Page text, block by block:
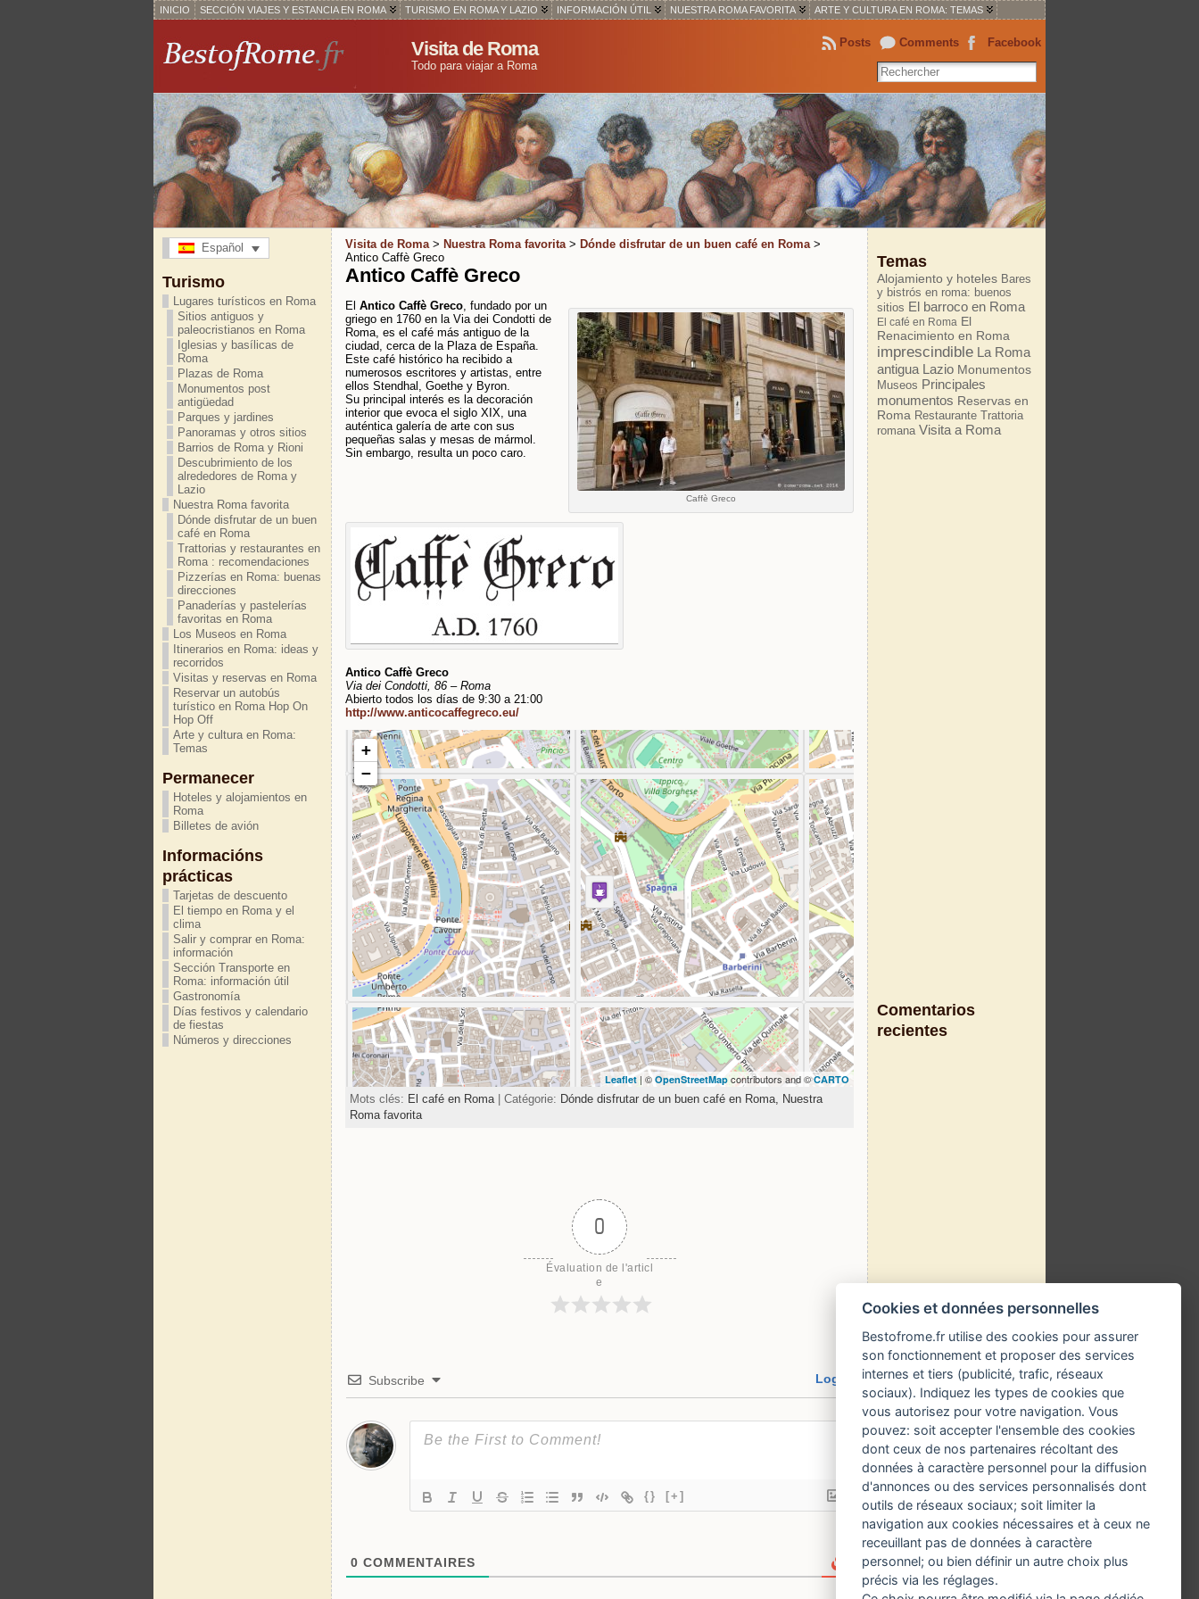
INICIO SECCIÓN VIAJES Y ESTANCIA EN ROMA TURISMO EN ROMA Y LAZIO INFORMACIÓN ÚTIL NUESTRA ROMA FAVORITA ARTE Y CULTURA EN ROMA: TEMAS
Visita de Roma
Todo para viajar a Roma
Facebook
Comments
Posts
Español
Turismo
Lugares turísticos en Roma
Sitios antiguos y
paleocristianos en Roma
Iglesias y basílicas de
Roma
Plazas de Roma
Monumentos post
antigüedad
Parques y jardines
Panoramas y otros sitios
Barrios de Roma y Rioni
Descubrimiento de los
alrededores de Roma y
Lazio
Nuestra Roma favorita
Dónde disfrutar de un buen
café en Roma
Trattorias y restaurantes en
Roma : recomendaciones
Pizzerías en Roma: buenas
direcciones
Panaderías y pastelerías
favoritas en Roma
Los Museos en Roma
Itinerarios en Roma: ideas y
recorridos
Visitas y reservas en Roma
Reservar un autobús
turístico en Roma Hop On
Hop Off
Arte y cultura en Roma:
Temas
Permanecer
Hoteles y alojamientos en
Roma
Billetes de avión
Informacións
prácticas
Tarjetas de descuento
El tiempo en Roma y el
clima
Salir y comprar en Roma:
información
Sección Transporte en
Roma: información útil
Gastronomía
Días festivos y calendario
de fiestas
Números y direcciones
Visita de Roma> Nuestra Roma favorita> Dónde disfrutar de un buen café en Roma>
Antico Caffè Greco
Antico Caffè Greco
Caffè Greco
El Antico Caffè Greco , fundado por un
griego en 1760 en la Via dei Condotti de
Roma, es el café más antiguo de la
ciudad, cerca de la Plaza de España.
Este café histórico ha recibido a
numerosos escritores y artistas, entre
ellos Stendhal, Goethe y Byron.
Su principal interés es la decoración
interior que evoca el siglo XIX, una
auténtica galería de arte con sus
pequeñas salas y mesas de mármol.
Sin embargo, resulta un poco caro.
Antico Caffè Greco
Via dei Condotti, 86 – Roma
Abierto todos los días de 9:30 a 21:00
http://www.anticocaffegreco.eu/
Travelers' Map is loading...
If you see this after your page is loaded completely,
leafletJS files are missing.
+
−
Leaflet| © OpenStreetMapcontributors and ©CARTO
Mots clés: El café en Roma| Catégorie: Dónde disfrutar de un buen café en Roma, Nuestra
Roma favorita
0
Évaluation de l'articl
e
Subscribe Login
{} [+]
0 COMMENTAIRES
Temas
Alojamiento y hoteles Bares
y bistrós en roma: buenos
sitios El barroco en Roma
El café en Roma El
Renacimiento en Roma
imprescindible La Roma
antigua Lazio Monumentos
Museos Principales
monumentos Reservas en
Roma Restaurante Trattoria
romana Visita a Roma
Comentarios
recientes
Cookies et données personnelles
Bestofrome.fr utilise des cookies pour assurer
son fonctionnement et proposer des services
internes et tiers (publicité, trafic, réseaux
sociaux). Indiquez les types de cookies que
vous autorisez pour votre navigation. Vous
pouvez: soit accepter l'ensemble des cookies
dont ceux de nos partenaires récoltant des
données à caractère personnel pour la diffusion
d'annonces ou des services personnalisés dont
outils de réseaux sociaux; soit limiter la
navigation aux cookies nécessaires et à ceux ne
receuillant pas de données à caractère
personnel; ou bien définir un autre choix plus
précis via les réglages.